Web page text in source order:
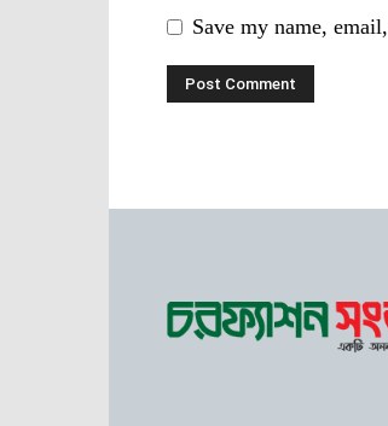
Save my name,